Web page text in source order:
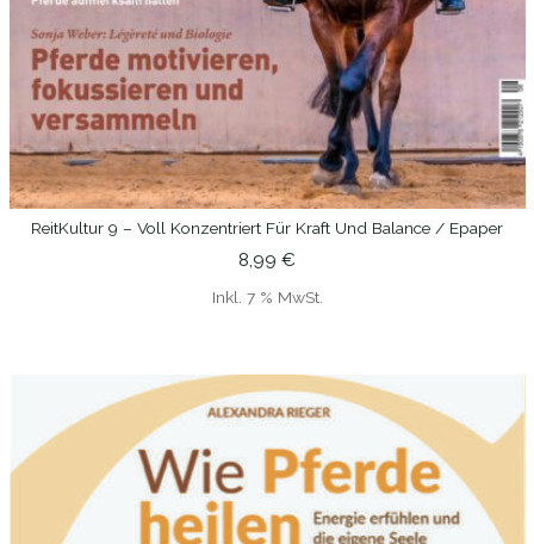
IN DEN WARENKORB
ReitKultur 9 – Voll Konzentriert Für Kraft Und Balance / Epaper
8,99 €
Inkl. 7 % MwSt.